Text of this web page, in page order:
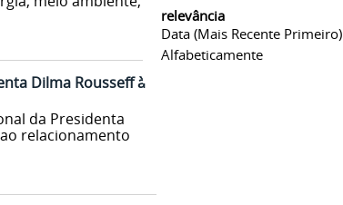
relevância
Data (mais Recente Primeiro)
Alfabeticamente
Dilma Rousseff à
da Presidenta
relacionamento